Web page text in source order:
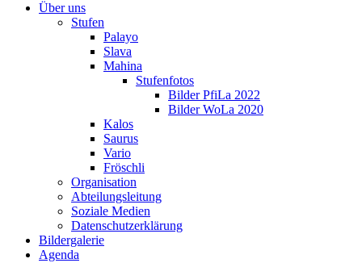
Über uns
Stufen
Palayo
Slava
Mahina
Stufenfotos
Bilder PfiLa 2022
Bilder WoLa 2020
Kalos
Saurus
Vario
Fröschli
Organisation
Abteilungsleitung
Soziale Medien
Datenschutzerklärung
Bildergalerie
Agenda